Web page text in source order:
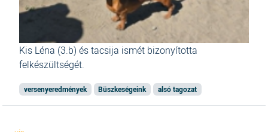
Kis Léna (3.b) és tacsija ismét bizonyította
felkészültségét.
versenyeredmények Büszkeségeink alsó tagozat